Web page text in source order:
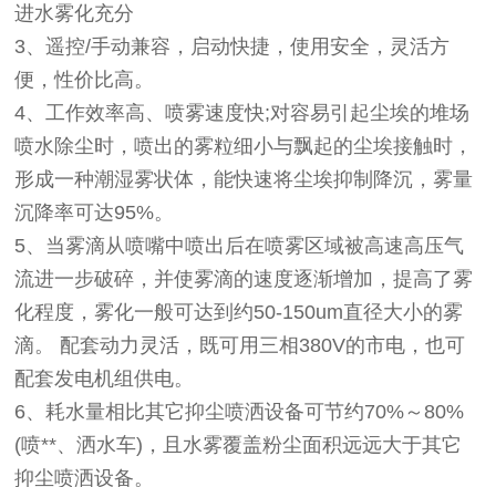
进水雾化充分
3、遥控/手动兼容，启动快捷，使用安全，灵活方
便，性价比高。
4、工作效率高、喷雾速度快;对容易引起尘埃的堆场
喷水除尘时，喷出的雾粒细小与飘起的尘埃接触时，
形成一种潮湿雾状体，能快速将尘埃抑制降沉，雾量
沉降率可达95%。
5、当雾滴从喷嘴中喷出后在喷雾区域被高速高压气
流进一步破碎，并使雾滴的速度逐渐增加，提高了雾
化程度，雾化一般可达到约50-150um直径大小的雾
滴。 配套动力灵活，既可用三相380V的市电，也可
配套发电机组供电。
6、耗水量相比其它抑尘喷洒设备可节约70%～80%
(喷**、洒水车)，且水雾覆盖粉尘面积远远大于其它
抑尘喷洒设备。